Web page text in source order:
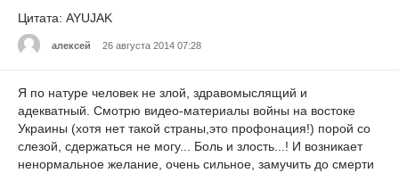
Цитата: AYUJAK
алексей 26 августа 2014 07:28
Я по натуре человек не злой, здравомыслящий и
адекватный. Смотрю видео-материалы войны на востоке
Украины (хотя нет такой страны,это профонация!) порой со
слезой, сдержаться не могу... Боль и злость...! И возникает
ненормальное желание, очень сильное, замучить до смерти